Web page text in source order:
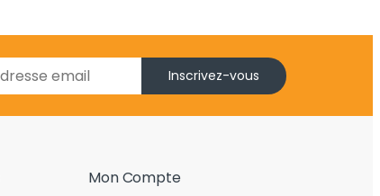
Inscrivez-vous
Mon Compte